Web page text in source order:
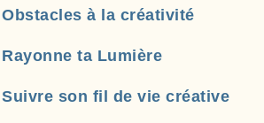
Obstacles à la créativité
Rayonne ta Lumière
Suivre son fil de vie créative